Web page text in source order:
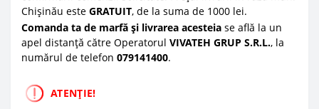
Chișinău este GRATUIT, de la suma de 1000 lei.
Comanda ta de marfă și livrarea acesteia se află la un
apel distanță către Operatorul VIVATEH GRUP S.R.L., la
numărul de telefon 079141400.
ATENȚIE!